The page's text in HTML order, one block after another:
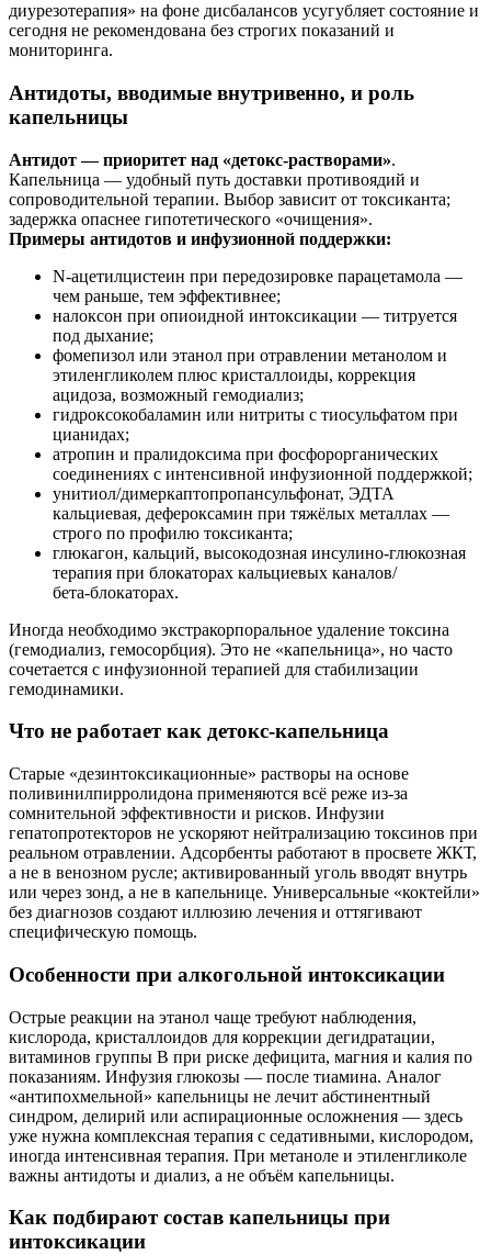
диурезотерапия» на фоне дисбалансов усугубляет состояние и
сегодня не рекомендована без строгих показаний и
мониторинга.
Антидоты, вводимые внутривенно, и роль
капельницы
Антидот — приоритет над «детокс‑растворами».
Капельница — удобный путь доставки противоядий и
сопроводительной терапии. Выбор зависит от токсиканта;
задержка опаснее гипотетического «очищения».
Примеры антидотов и инфузионной поддержки:
N‑ацетилцистеин при передозировке парацетамола —
чем раньше, тем эффективнее;
налоксон при опиоидной интоксикации — титруется
под дыхание;
фомепизол или этанол при отравлении метанолом и
этиленгликолем плюс кристаллоиды, коррекция
ацидоза, возможный гемодиализ;
гидроксокобаламин или нитриты с тиосульфатом при
цианидах;
атропин и пралидоксима при фосфорорганических
соединениях с интенсивной инфузионной поддержкой;
унитиол/димеркаптопропансульфонат, ЭДТА
кальциевая, дефероксамин при тяжёлых металлах —
строго по профилю токсиканта;
глюкагон, кальций, высокодозная инсулино‑глюкозная
терапия при блокаторах кальциевых каналов/
бета‑блокаторах.
Иногда необходимо экстракорпоральное удаление токсина
(гемодиализ, гемосорбция). Это не «капельница», но часто
сочетается с инфузионной терапией для стабилизации
гемодинамики.
Что не работает как детокс‑капельница
Старые «дезинтоксикационные» растворы на основе
поливинилпирролидона применяются всё реже из‑за
сомнительной эффективности и рисков. Инфузии
гепатопротекторов не ускоряют нейтрализацию токсинов при
реальном отравлении. Адсорбенты работают в просвете ЖКТ,
а не в венозном русле; активированный уголь вводят внутрь
или через зонд, а не в капельнице. Универсальные «коктейли»
без диагнозов создают иллюзию лечения и оттягивают
специфическую помощь.
Особенности при алкогольной интоксикации
Острые реакции на этанол чаще требуют наблюдения,
кислорода, кристаллоидов для коррекции дегидратации,
витаминов группы B при риске дефицита, магния и калия по
показаниям. Инфузия глюкозы — после тиамина. Аналог
«антипохмельной» капельницы не лечит абстинентный
синдром, делирий или аспирационные осложнения — здесь
уже нужна комплексная терапия с седативными, кислородом,
иногда интенсивная терапия. При метаноле и этиленгликоле
важны антидоты и диализ, а не объём капельницы.
Как подбирают состав капельницы при
интоксикации